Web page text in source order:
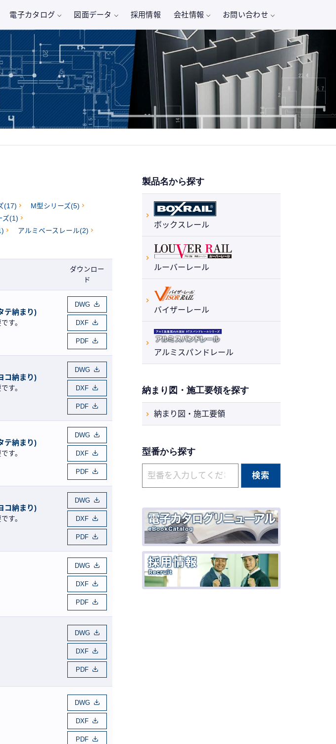
建築金物・建築資材
事例から探す
アルミスパンドレール
バイザーレール
ボックスレール
電子カタログ
バイザーレール アルミスパンドレール
カタログ
価格表
図面データ
製品名から探す
バイザーレール
納まり図・施工要領を探す
納まり図・施工要領を見る
型番から探す
全ての図面を見る
採用情報 会社情報
代表者挨拶
会社概要
最新情報
2026.07.13
お知らせ 夏季休業のお知らせ
2026.05.07
した。
2026.03.26
お知らせ ゴールデンウィーク休暇のお知らせ
2026.03.03
お問い合わせ
わせください。
03-3330-2151
(17)
M型シリーズ(5)
ズ(1)
アルミベースレール(2)
ダウンロー
ド
テ納まり)
す。
DWG
DXF
PDF
コ納まり)
す。
DWG
DXF
PDF
テ納まり)
す。
DWG
DXF
PDF
コ納まり)
す。
DWG
DXF
PDF
DWG
DXF
PDF
DWG
DXF
PDF
DWG
DXF
PDF
製品名から探す
ボックスレール
ルーバーレール
バイザーレール
アルミスパンドレール
納まり図・施工要領を探す
納まり図・施工要領
型番から探す